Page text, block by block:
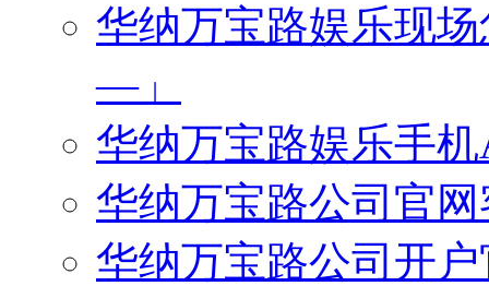
华纳万宝路娱乐现
—」
华纳万宝路娱乐手
华纳万宝路公司官
华纳万宝路公司开